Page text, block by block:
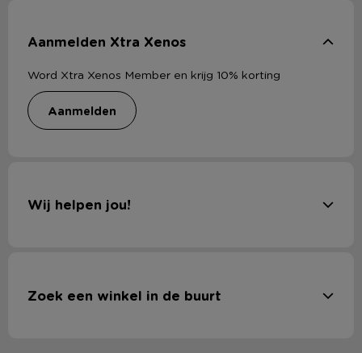
Aanmelden Xtra Xenos
Word Xtra Xenos Member en krijg 10% korting
aanmelden
Wij helpen jou!
Zoek een winkel in de buurt